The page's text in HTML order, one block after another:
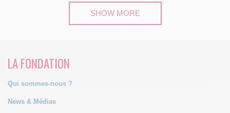
SHOW MORE
LA FONDATION
Qui sommes-nous ?
News & Médias